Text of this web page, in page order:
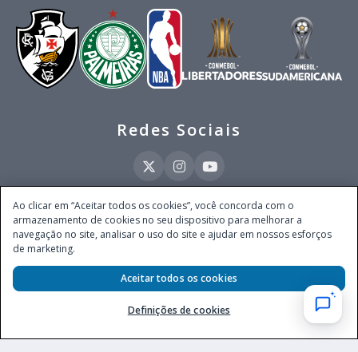
Redes Sociais
Este site é operado pela Ventmear Brasil LTDA (CNPJ 52.868.380/0001-84), com
endereço na Avenida Brigadeiro Faria Lima, nº 4.055, 3º andar, Itaim Bibi, no
Município de São Paulo, Estado de São Paulo, CEP 04538-133, Brasil - empresa
autorizada a operar apostas de quota fixa em todo território nacional pela
Secretaria de Prêmios e Apostas do Ministério da Fazenda, conforme Portaria nº
247, de 07.02.2025, publicada no DOU em 11.2.2025.
Ao clicar em “Aceitar todos os cookies”, você concorda com o
armazenamento de cookies no seu dispositivo para melhorar a
navegação no site, analisar o uso do site e ajudar em nossos esforços
de marketing.
Definições de cookies
Aceitar todos os cookies